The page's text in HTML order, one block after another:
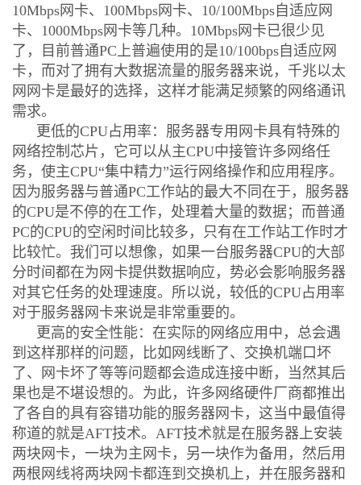
10Mbps网卡、100Mbps网卡、10/100Mbps自适应网
卡、1000Mbps网卡等几种。10Mbps网卡已很少见
了，目前普通PC上普遍使用的是10/100bps自适应网
卡，而对了拥有大数据流量的服务器来说，千兆以太
网网卡是最好的选择，这样才能满足频繁的网络通讯
需求。
更低的CPU占用率：服务器专用网卡具有特殊的
网络控制芯片，它可以从主CPU中接管许多网络任
务，使主CPU“集中精力”运行网络操作和应用程序。
因为服务器与普通PC工作站的最大不同在于，服务器
的CPU是不停的在工作，处理着大量的数据；而普通
PC的CPU的空闲时间比较多，只有在工作站工作时才
比较忙。我们可以想像，如果一台服务器CPU的大部
分时间都在为网卡提供数据响应，势必会影响服务器
对其它任务的处理速度。所以说，较低的CPU占用率
对于服务器网卡来说是非常重要的。
更高的安全性能：在实际的网络应用中，总会遇
到这样那样的问题，比如网线断了、交换机端口坏
了、网卡坏了等等问题都会造成连接中断，当然其后
果也是不堪设想的。为此，许多网络硬件厂商都推出
了各自的具有容错功能的服务器网卡，这当中最值得
称道的就是AFT技术。AFT技术就是在服务器上安装
两块网卡，一块为主网卡，另一块作为备用，然后用
两根网线将两块网卡都连到交换机上，并在服务器和